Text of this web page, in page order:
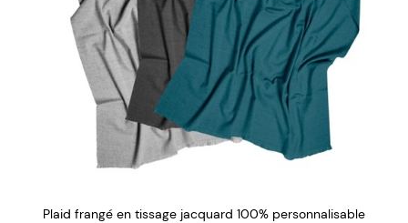
Plaid frangé en tissage jacquard 100% personnalisable